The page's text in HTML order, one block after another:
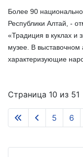
Более 90
Республики Алтай, -
«Традиция в куклах и
музее. В выставочном
характеризующие
Страница 10 из 51
5 6